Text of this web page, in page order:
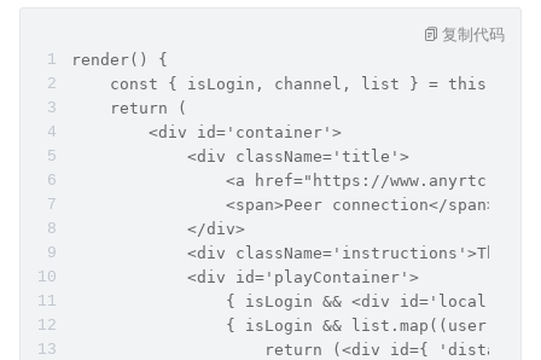
render() {
const { isLogin, channel, list } =
    return (
        <div id='container'>
            <div className='title'>
<a href="https://
                <span>Peer connection</span>
            </div>
<div className='instructions'>The
            <div id='playContainer'>
{ isLogin && <div id='local'></
{ isLogin && list.map((user) =>
return (<div id={ 'distal'
复制代码